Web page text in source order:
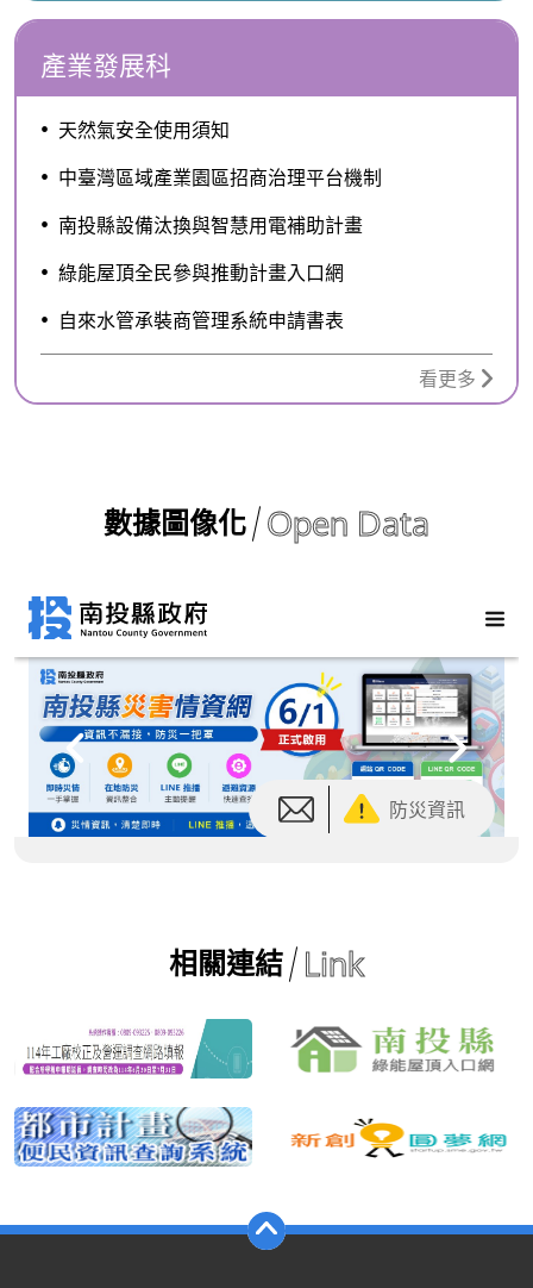
產業發展科
天然氣安全使用須知
中臺灣區域產業園區招商治理平台機制
南投縣設備汰換與智慧用電補助計畫
綠能屋頂全民參與推動計畫入口網
自來水管承裝商管理系統申請書表
看更多
數據圖像化 Open Data
相關連結 Link